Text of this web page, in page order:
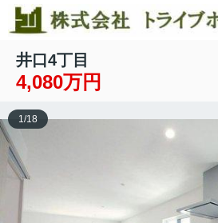
井口4丁目
4,080万円
1/18